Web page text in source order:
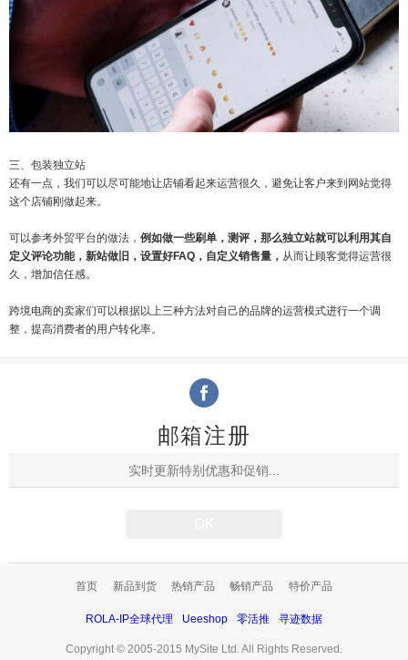
三、包装独立站
还有一点，我们可以尽可能地让店铺看起来运营很久，避免让客户来到网站觉得
这个店铺刚做起来。
可以参考外贸平台的做法， 例如做一些刷单，测评，那么独立站就可以利用其自
定义评论功能，新站做旧，设置好FAQ，自定义销售量， 从而让顾客觉得运营很
久，增加信任感。
跨境电商的卖家们可以根据以上三种方法对自己的品牌的运营模式进行一个调
整，提高消费者的用户转化率。
邮箱注册
首页 新品到货 热销产品 畅销产品 特价产品
ROLA-IP全球代理 Ueeshop 零活推 寻迹数据
Copyright © 2005-2015 MySite Ltd. All Rights Reserved.